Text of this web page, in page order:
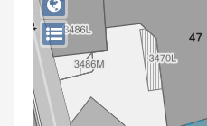
Hergebruik
Aanmelden